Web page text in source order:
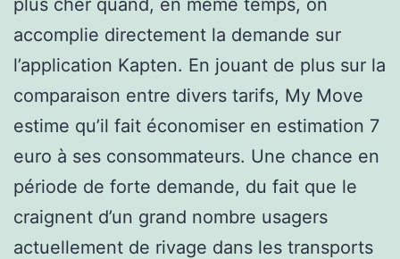
accomplie directement la demande sur
l’application Kapten. En jouant de plus sur la
comparaison entre divers tarifs, My Move
estime qu’il fait économiser en estimation 7
euro à ses consommateurs. Une chance en
période de forte demande, du fait que le
craignent d’un grand nombre usagers
actuellement de rivage dans les transports